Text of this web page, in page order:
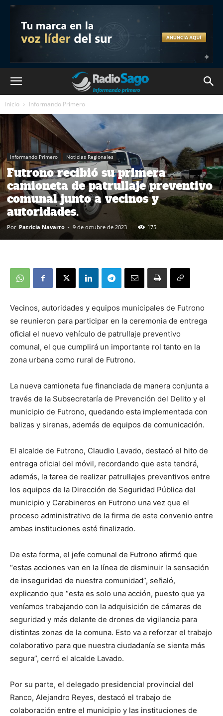
Inicio Informando Primero
Informando Primero Noticias Regionales
Futrono recibió su primera
camioneta de patrullaje preventivo
comunal junto a vecinos y
autoridades.
Por Patricia Navarro - 9 de octubre de 2023 175
Vecinos, autoridades y equipos municipales de Futrono
se reunieron para participar en la ceremonia de entrega
oficial el nuevo vehículo de patrullaje preventivo
comunal, el que cumplirá un importante rol tanto en la
zona urbana como rural de Futrono.
La nueva camioneta fue financiada de manera conjunta a
través de la Subsecretaría de Prevención del Delito y el
municipio de Futrono, quedando esta implementada con
balizas y sirenas, además de equipos de comunicación.
El alcalde de Futrono, Claudio Lavado, destacó el hito de
entrega oficial del móvil, recordando que este tendrá,
además, la tarea de realizar patrullajes preventivos entre
los equipos de la Dirección de Seguridad Pública del
municipio y Carabineros en Futrono una vez que el
proceso administrativo de la firma de este convenio entre
ambas instituciones esté finalizado.
De esta forma, el jefe comunal de Futrono afirmó que
“estas acciones van en la línea de disminuir la sensación
de inseguridad de nuestra comunidad”, señaló,
explicando que “esta es solo una acción, puesto que ya
veníamos trabajando con la adquisición de cámaras de
seguridad y más delante de drones de vigilancia para
distintas zonas de la comuna. Esto va a reforzar el trabajo
colaborativo para que nuestra ciudadanía se sienta más
segura”, cerró el alcalde Lavado.
Por su parte, el delegado presidencial provincial del
Ranco, Alejandro Reyes, destacó el trabajo de
colaboración entre el municipio y las instituciones de